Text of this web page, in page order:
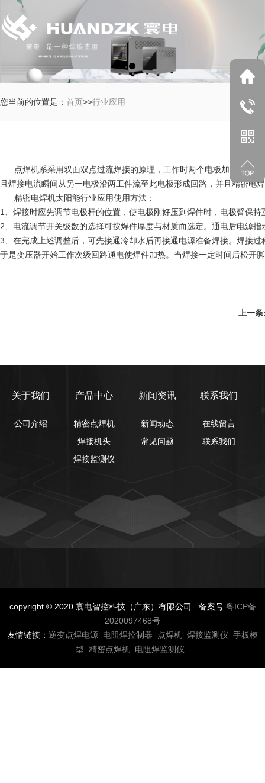
您当前的位置是： 首页>>行业应用
点焊机系采用双面双点过流焊接的原理，工作时两个电极加压工件使
且焊接电流瞬间从另一电极沿两工件流至此电极形成回路，并且精密电
精密电焊机太阳能行业应用使用方法：
1、焊接时应先调节电极杆的位置，使电极刚好压到焊件时，电极臂保持
2、电流调节开关级数的选择可按焊件厚度与材质而选定。通电后电源
3、在完成上述调整后，可先接通冷却水后再接通电源准备焊接。焊接
于是变压器开始工作次级回路通电使焊件加热。当焊接一定时间后松开
上一条
关于我们
公司介绍
产品中心
精密点焊机
焊接机头
焊接监测仪
新闻资讯
新闻动态
常见问题
联系我们
在线留言
联系我们
copyright © 2020 寰电智控科技（广东）有限公司 备案号 粤ICP备
2020097468号
友情链接： 逆变点焊电源 电阻焊控制器 点焊机 焊接监测仪 手板模
型 精密点焊机 电阻焊监测仪